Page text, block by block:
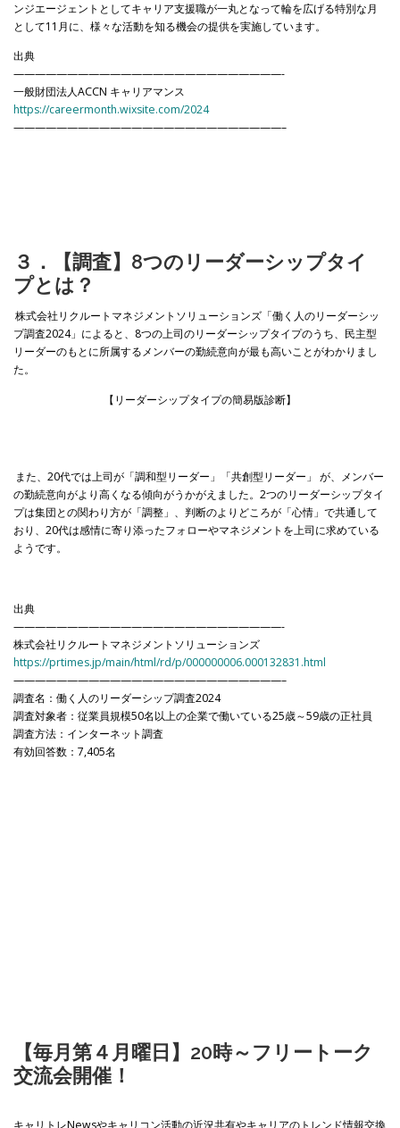
ンジエージェントとしてキャリア支援職が一丸となって輪を広げる特別な月
として11月に、様々な活動を知る機会の提供を実施しています。
出典
—————————————————————————-
一般財団法人ACCN キャリアマンス
https://careermonth.wixsite.com/2024
—————————————————————————–
３．【調査】8つのリーダーシップタイ
プとは？
株式会社リクルートマネジメントソリューションズ「働く人のリーダーシッ
プ調査2024」によると、8つの上司のリーダーシップタイプのうち、民主型
リーダーのもとに所属するメンバーの勤続意向が最も高いことがわかりまし
た。
【リーダーシップタイプの簡易版診断】
また、20代では上司が「調和型リーダー」「共創型リーダー」 が、メンバー
の勤続意向がより高くなる傾向がうかがえました。2つのリーダーシップタイ
プは集団との関わり方が「調整」、判断のよりどころが「心情」で共通して
おり、20代は感情に寄り添ったフォローやマネジメントを上司に求めている
ようです。
出典
—————————————————————————-
株式会社リクルートマネジメントソリューションズ
https://prtimes.jp/main/html/rd/p/000000006.000132831.html
—————————————————————————–
調査名：働く人のリーダーシップ調査2024
調査対象者：従業員規模50名以上の企業で働いている25歳～59歳の正社員
調査方法：インターネット調査
有効回答数：7,405名
【毎月第４月曜日】20時～フリートーク
交流会開催！
キャリトレNewsやキャリコン活動の近況共有やキャリアのトレンド情報交換